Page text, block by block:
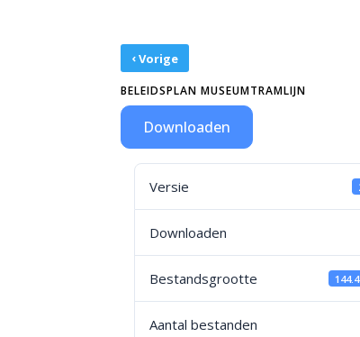
‹Vorige
BELEIDSPLAN MUSEUMTRAMLIJN
Downloaden
Versie
Downloaden
Bestandsgrootte
Aantal bestanden